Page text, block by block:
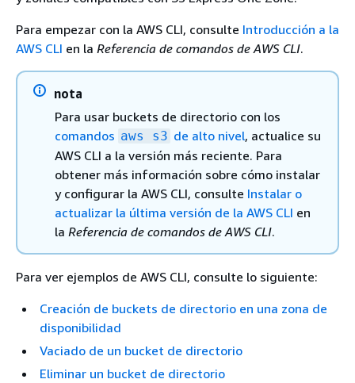
Para empezar con la AWS CLI, consulte Introducción a la
AWS CLI en la Referencia de comandos de AWS CLI.
nota
Para usar buckets de directorio con los
comandos aws s3 de alto nivel, actualice su
AWS CLI a la versión más reciente. Para
obtener más información sobre cómo instalar
y configurar la AWS CLI, consulte Instalar o
actualizar la última versión de la AWS CLI en
la Referencia de comandos de AWS CLI.
Para ver ejemplos de AWS CLI, consulte lo siguiente:
Creación de buckets de directorio en una zona de
disponibilidad
Vaciado de un bucket de directorio
Eliminar un bucket de directorio